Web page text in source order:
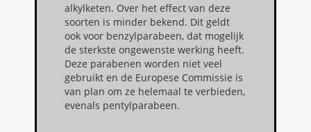
alkylketen. Over het effect van deze
soorten is minder bekend. Dit geldt
ook voor benzylparabeen, dat mogelijk
de sterkste ongewenste werking heeft.
Deze parabenen worden niet veel
gebruikt en de Europese Commissie is
van plan om ze helemaal te verbieden,
evenals pentylparabeen.